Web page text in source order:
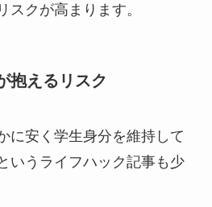
スクが高まります。
抱えるリスク
に安く学生身分を維持して
いうライフハック記事も少